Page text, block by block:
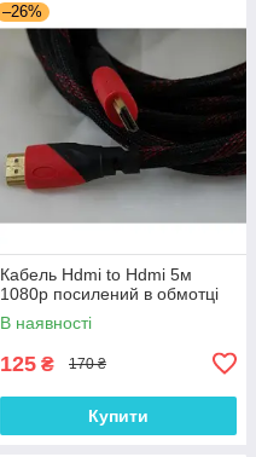
–26%
Кабель Hdmi to Hdmi 5м
1080p посилений в обмотці
В наявності
125 ₴ 170 ₴
Купити